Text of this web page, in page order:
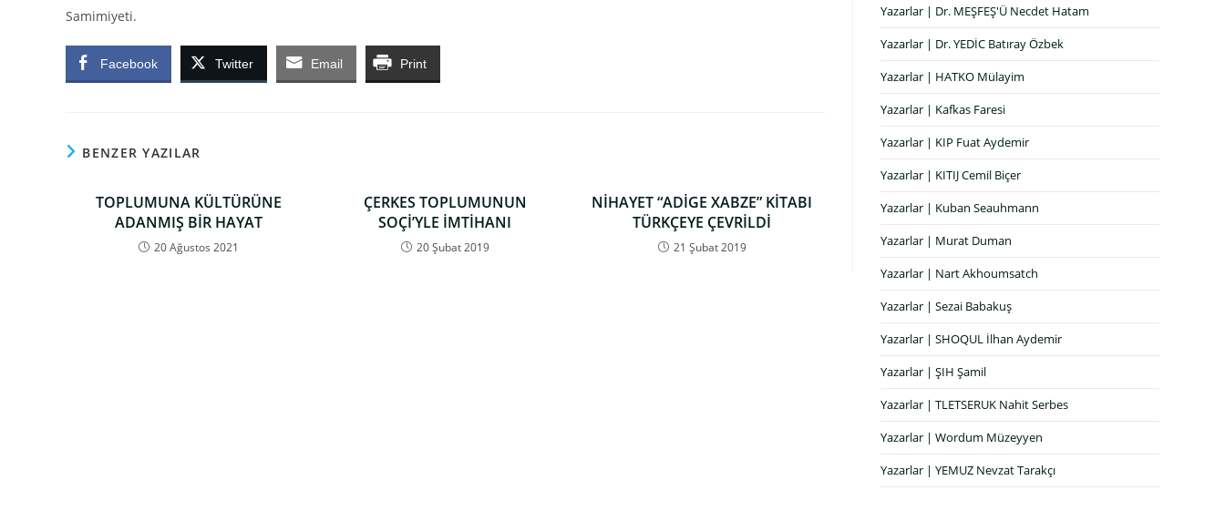
Samimiyeti.
Facebook Twitter Email Print
BENZER YAZILAR
TOPLUMUNA KÜLTÜRÜNE
ADANMIŞ BİR HAYAT
20 Ağustos 2021
ÇERKES TOPLUMUNUN
SOÇİ’YLE İMTİHANI
20 Şubat 2019
NİHAYET “ADİGE XABZE” KİTABI
TÜRKÇEYE ÇEVRİLDİ
21 Şubat 2019
Yazarlar | Dr. MEŞFEŞ'Ü Necdet Hatam
Yazarlar | Dr. YEDİC Batıray Özbek
Yazarlar | HATKO Mülayim
Yazarlar | Kafkas Faresi
Yazarlar | KIP Fuat Aydemir
Yazarlar | KITIJ Cemil Biçer
Yazarlar | Kuban Seauhmann
Yazarlar | Murat Duman
Yazarlar | Nart Akhoumsatch
Yazarlar | Sezai Babakuş
Yazarlar | SHOQUL İlhan Aydemir
Yazarlar | ŞIH Şamil
Yazarlar | TLETSERUK Nahit Serbes
Yazarlar | Wordum Müzeyyen
Yazarlar | YEMUZ Nevzat Tarakçı